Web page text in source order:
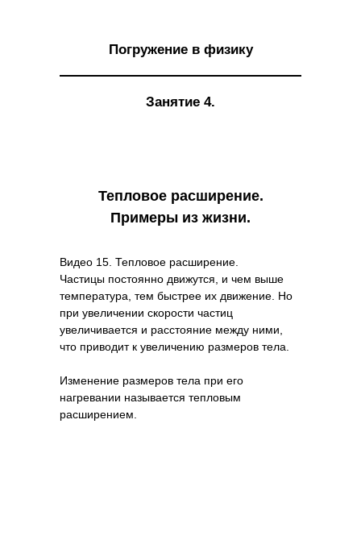
Погружение в физику
Занятие 4.
Тепловое расширение.
Примеры из жизни.
Видео 15. Тепловое расширение.
Частицы постоянно движутся, и чем выше
температура, тем быстрее их движение. Но
при увеличении скорости частиц
увеличивается и расстояние между ними,
что приводит к увеличению размеров тела.
Изменение размеров тела при его
нагревании называется тепловым
расширением.